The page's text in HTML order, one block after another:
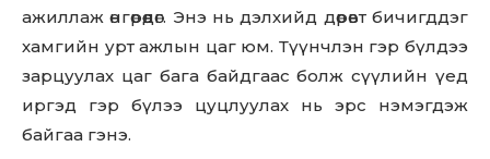
ажиллаж өнгөрөөдөг. Энэ нь дэлхийд дөрөвт бичигддэг
хамгийн урт ажлын цаг юм. Түүнчлэн гэр бүлдээ
зарцуулах цаг бага байдгаас болж сүүлийн үед
иргэд гэр бүлээ цуцлуулах нь эрс нэмэгдэж
байгаа гэнэ.